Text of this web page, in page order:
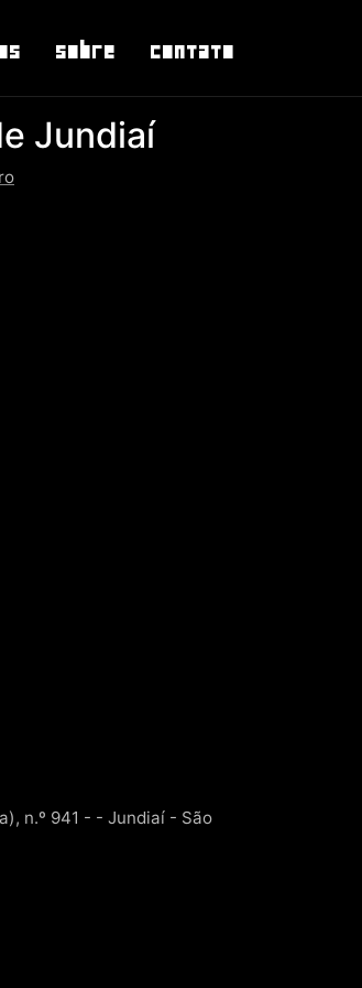
Sobre Contato
Jundiaí
n.º 941 - - Jundiaí - São